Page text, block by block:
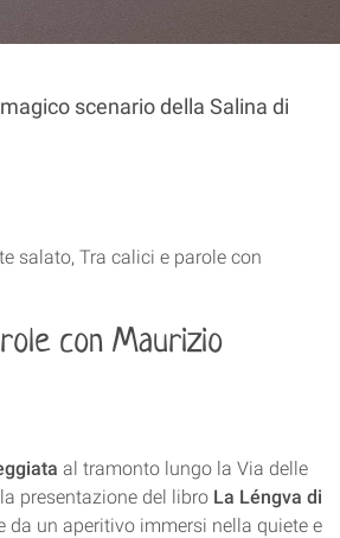
scenario della Salina di
con Maurizio
al tramonto lungo la Via delle
presentazione del libro La Léngva di
da un aperitivo immersi nella quiete e